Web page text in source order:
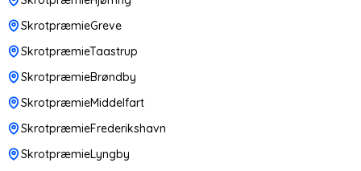
SkrotpræmieGreve
SkrotpræmieTaastrup
SkrotpræmieBrøndby
SkrotpræmieMiddelfart
SkrotpræmieFrederikshavn
SkrotpræmieLyngby